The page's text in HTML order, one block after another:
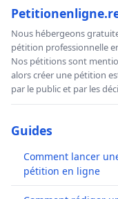
Nous hébergeons
pétition professionnelle
Nos pétitions sont
alors créer une pétition
par le public et par les
Guides
Comment lancer
pétition en ligne